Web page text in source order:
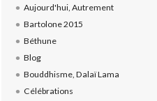
Aujourd'hui, Autrement
Bartolone 2015
Béthune
Blog
Bouddhisme, Dalaï Lama
Célébrations